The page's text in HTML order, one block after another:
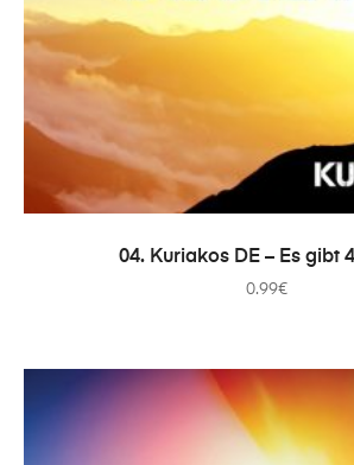
ADICIONAR
04. Kuriakos DE – Es gibt
0.99€